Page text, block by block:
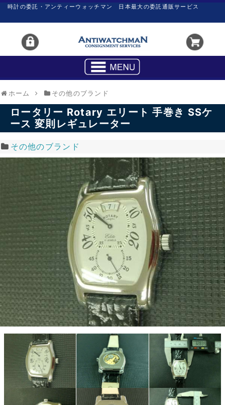
時計の委託・アンティーウォッチマン 日本最大の委託通販サービス
ホーム その他のブランド
ロータリー Rotary エリート 手巻き SSケ
ース 変則レギュレーター
その他のブランド